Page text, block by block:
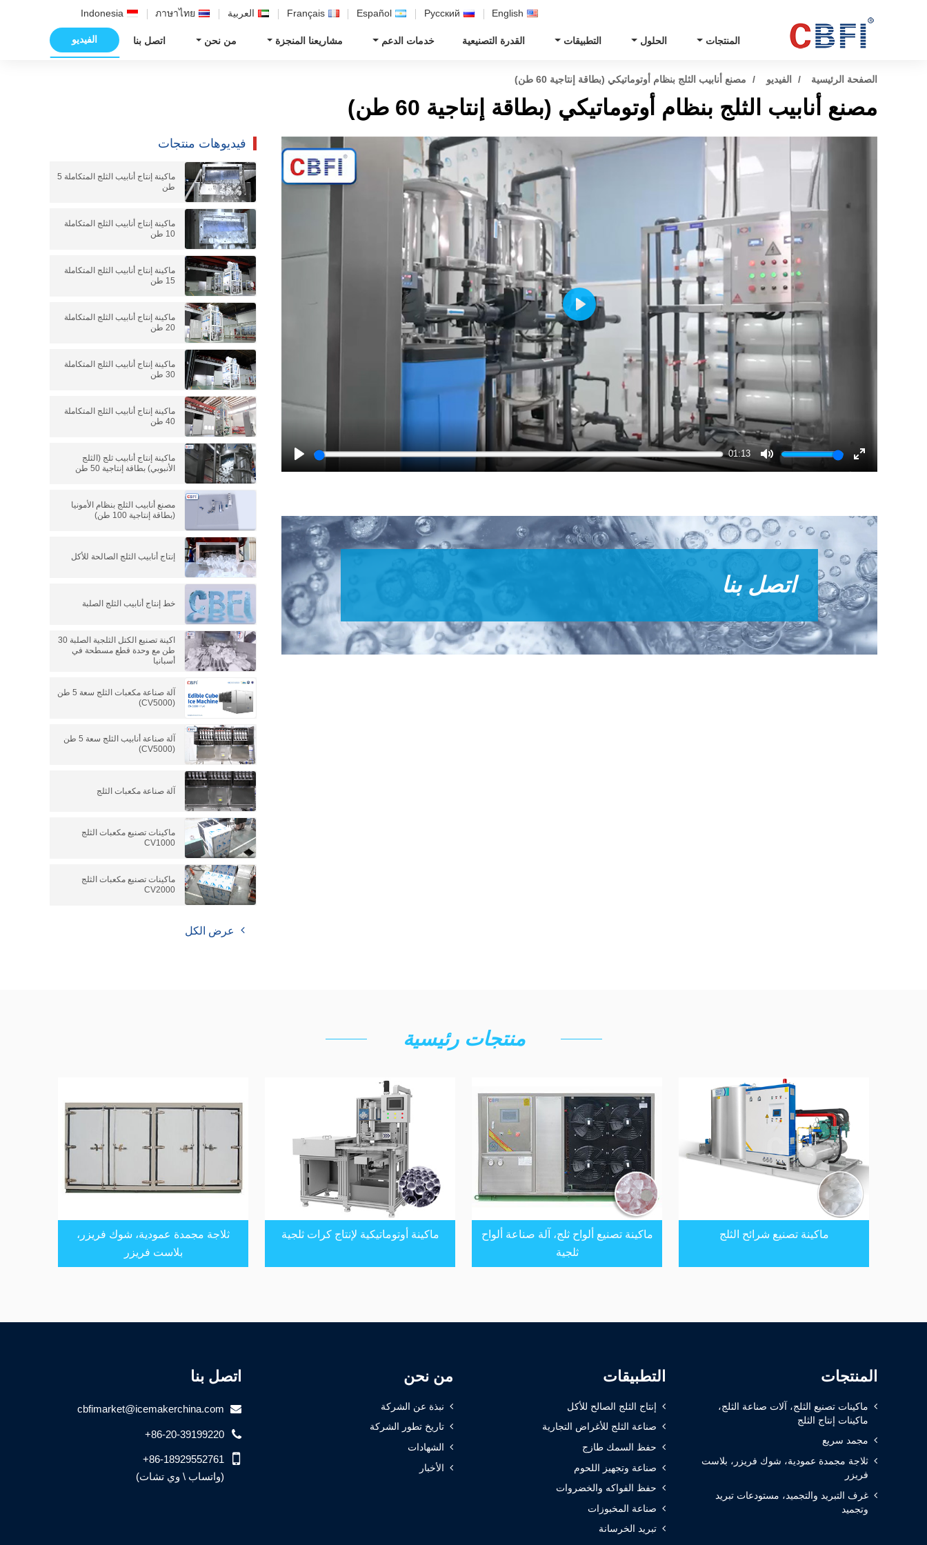
English
Русский
Español
Français العربية ภาษาไทย
Indonesia
المنتجات الحلول التطبيقات القدرة التصنيعية خدمات الدعم مشاريعنا المنجزة من نحن اتصل بنا الفيديو
الصفحة الرئيسية الفيديو مصنع أنابيب الثلج بنظام أوتوماتيكي (بطاقة إنتاجية 60 طن)
مصنع أنابيب الثلج بنظام أوتوماتيكي (بطاقة إنتاجية 60 طن)
Play
01:13
Mute
Enter
Play
اتصل بنا
فيديوهات منتجات
ماكينة إنتاج أنابيب الثلج المتكاملة 5
طن
ماكينة إنتاج أنابيب الثلج المتكاملة
10 طن
ماكينة إنتاج أنابيب الثلج المتكاملة
15 طن
ماكينة إنتاج أنابيب الثلج المتكاملة
20 طن
ماكينة إنتاج أنابيب الثلج المتكاملة
30 طن
ماكينة إنتاج أنابيب الثلج المتكاملة
40 طن
ماكينة إنتاج أنابيب ثلج (الثلج
الأنبوبي) بطاقة إنتاجية 50 طن
مصنع أنابيب الثلج بنظام الأمونيا
(بطاقة إنتاجية 100 طن)
إنتاج أنابيب الثلج الصالحة للأكل
خط إنتاج أنابيب الثلج الصلبة
اكينة تصنيع الكتل الثلجية الصلبة 30
طن مع وحدة قطع مسطحة في
أسبانيا
آلة صناعة مكعبات الثلج سعة 5 طن
(CV5000)
آلة صناعة أنابيب الثلج سعة 5 طن
(CV5000)
آلة صناعة مكعبات الثلج
ماكينات تصنيع مكعبات الثلج
CV1000
ماكينات تصنيع مكعبات الثلج
CV2000
عرض الكل
منتجات رئيسية
ماكينة تصنيع شرائح الثلج
ماكينة تصنيع ألواح ثلج، آلة صناعة ألواح
ثلجية
ماكينة أوتوماتيكية لإنتاج كرات ثلجية
ثلاجة مجمدة عمودية، شوك فريزر،
بلاست فريزر
المنتجات
ماكينات تصنيع الثلج، آلات صناعة الثلج،
ماكينات إنتاج الثلج
مجمد سريع
ثلاجة مجمدة عمودية، شوك فريزر، بلاست
فريزر
غرف التبريد والتجميد، مستودعات تبريد
وتجميد
التطبيقات
إنتاج الثلج الصالح للأكل
صناعة الثلج للأغراض التجارية
حفظ السمك طازج
صناعة وتجهيز اللحوم
حفظ الفواكه والخضروات
صناعة المخبوزات
تبريد الخرسانة
من نحن
نبذة عن الشركة
تاريخ تطور الشركة
الشهادات
الأخبار
اتصل بنا
cbfimarket@icemakerchina.com
+86-20-39199220
+86-18929552761
(واتساب \ وي تشات)